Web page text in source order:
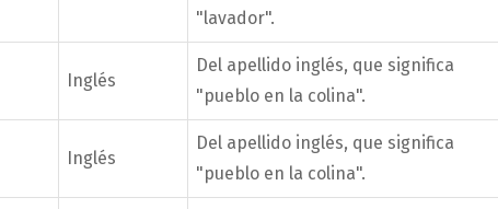
"lavador".
Inglés
Del apellido inglés, que significa
"pueblo en la colina".
Inglés
Del apellido inglés, que significa
"pueblo en la colina".